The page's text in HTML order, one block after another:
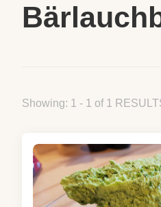
Showing: 1 - 1 of 1